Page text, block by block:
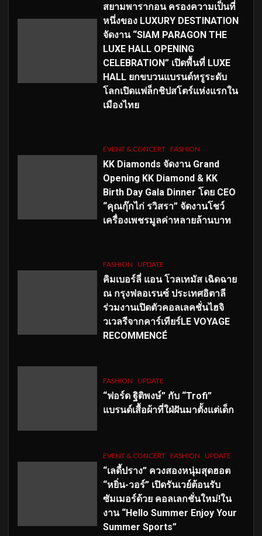
สยามพารากอน ครองความเป็นที่
หนึ่งของ LUXURY DESTINATION
จัดงาน “SIAM PARAGON THE
LUXE HALL OPENING
CELEBRATION” เปิดพื้นที่ LUXE
HALL ยกขบวนแบรนด์หรูระดับ
โลกเปิดแฟล็กชิปสโตร์แห่งแรกใน
เมืองไทย
EVENT & CONCERT FASHION
KK Diamonds จัดงาน Grand
Opening KK Diamond & KK
Birth Day Gala Dinner โดย CEO
“คุณกุ๊กไก่ รวิสรา” จัดงานโชว์
เครื่องเพชรมูลค่าหลายล้านบาท
FASHION UPDATE
คิมเบอร์ลี่ แอน โวลเทมัส เฉิดฉาย
ณ กรุงฟลอเรนซ์ ประเทศอิตาลี
ร่วมงานเปิดตัวคอลเลคชั่นไฮจิ
วเวลรีจากคาร์เทียร์LE VOYAGE
RECOMMENCÉ
FASHION UPDATE
“ฟอร์ด ฐิติพงษ์” กับ “Trofi”
แบรนด์เสื้อผ้าที่ใฝ่ฝันมาตั้งแต่เด็ก
EVENT & CONCERT FASHION UPDATE
“เลดี้ปราง” ควงสองหนุ่มสุดฮอต
“หยิ่น-วอร์” เปิดรันเวย์ต้อนรับ
ซัมเมอร์ด้วย คอลเลกชั่นใหม่!ใน
งาน “Hello Summer Enjoy Your
Summer Sports”